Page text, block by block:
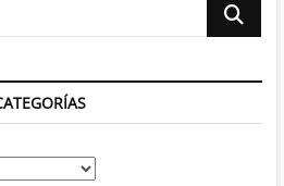
Buscar